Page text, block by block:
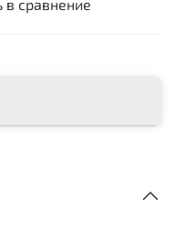
в сравнение